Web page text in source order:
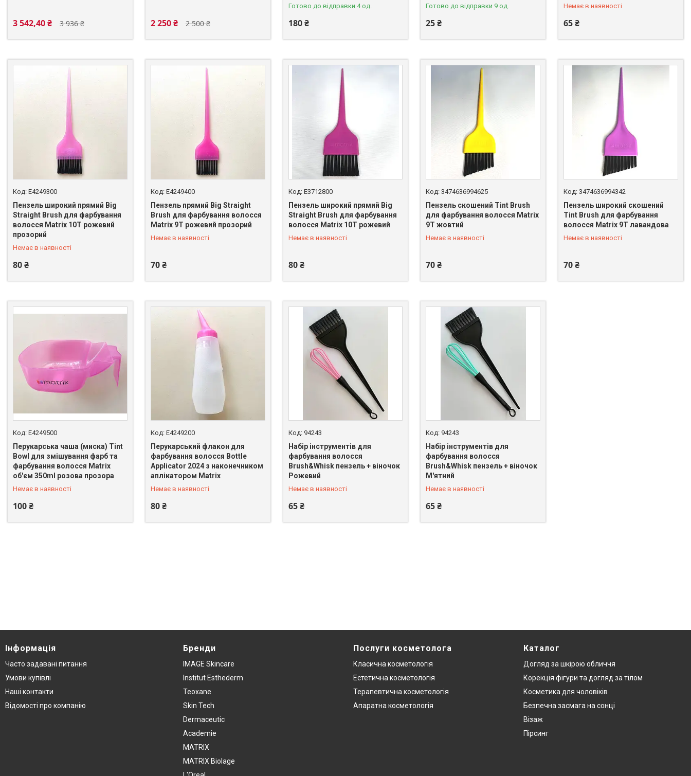
3 936 ₴
3 542,40 ₴ 2 500 ₴
2 250 ₴
Готово до відправки 4 од.
180 ₴
Готово до відправки 9 од.
25 ₴
Немає в наявності
65 ₴
E4249300
Пензель широкий прямий Big
Straight Brush для фарбування
волосся Matrix 10T рожевий
прозорий
Немає в наявності
80 ₴
+380 (98) 065-80-67
E4249400
Пензель прямий Big Straight
Brush для фарбування волосся
Matrix 9T рожевий прозорий
Немає в наявності
70 ₴
E3712800
Пензель широкий прямий Big
Straight Brush для фарбування
волосся Matrix 10T рожевий
Немає в наявності
80 ₴
3474636994625
Пензель скошений Tint Brush
для фарбування волосся Matrix
9T жовтий
Немає в наявності
70 ₴
3474636994342
Пензель широкий скошений
Tint Brush для фарбування
волосся Matrix 9T лавандова
Немає в наявності
70 ₴
E4249500
Перукарська чаша (миска) Tint
Bowl для змішування фарб та
фарбування волосся Matrix
об'єм 350ml розова прозора
Немає в наявності
100 ₴
+380 (98) 065-80-67
E4249200
Перукарський флакон для
фарбування волосся Bottle
Applicator 2024 з наконечником
аплікатором Matrix
Немає в наявності
80 ₴
+380 (98) 065-80-67
94243
Набір інструментів для
фарбування волосся
Brush&Whisk пензель + віночок
Рожевий
Немає в наявності
65 ₴
+380 (98) 065-80-67
94243
Набір інструментів для
фарбування волосся
Brush&Whisk пензель + віночок
М'ятний
Немає в наявності
65 ₴
+380 (98) 065-80-67
Інформація
Часто задавані питання
Умови купівлі
Наші контакти
Відомості про компанію
Бренди
IMAGE Skincare
Institut Esthederm
Teoxane
Skin Tech
Dermaceutic
Academie
MATRIX
MATRIX Biolage
Послуги косметолога
Класична косметологія
Естетична косметологія
Терапевтична косметологія
Апаратна косметологія
Каталог
Догляд за шкірою обличчя
Корекція фігури та догляд за тілом
Косметика для чоловіків
Безпечна засмага на сонці
Візаж
Пірсинг